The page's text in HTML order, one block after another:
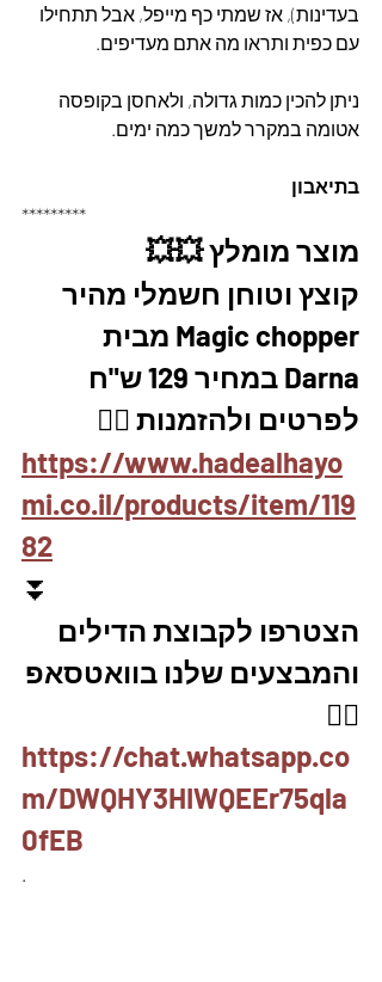
בעדינות), אז שמתי כף מייפל, אבל תתחילו
עם כפית ותראו מה אתם מעדיפים.
ניתן להכין כמות גדולה, ולאחסן בקופסה
אטומה במקרר למשך כמה ימים.
בתיאבון
*********
מוצר מומלץ 💥💥
קוצץ וטוחן חשמלי מהיר
Magic chopper מבית
Darna במחיר 129 ש"ח
לפרטים ולהזמנות 👇🏼
https://www.hadealhayo
mi.co.il/products/item/119
82
⏬
הצטרפו לקבוצת הדילים
והמבצעים שלנו בוואטסאפ
👇🏽
https://chat.whatsapp.co
m/DWQHY3HIWQEEr75qla
0fEB
.